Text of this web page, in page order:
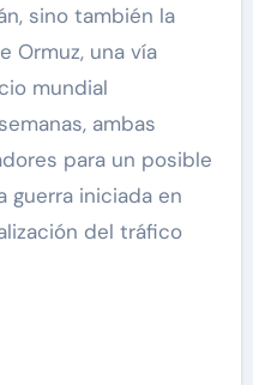
sino también la
Ormuz, una vía
mundial
ambas
para un posible
guerra iniciada en
del tráfico